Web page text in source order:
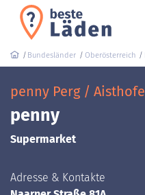
Bundesländer Oberösterreich
penny Perg /
penny
Supermarket
Adresse & Kontakte